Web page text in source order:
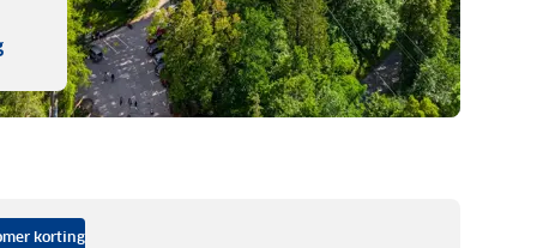
Zoek een camping
korting